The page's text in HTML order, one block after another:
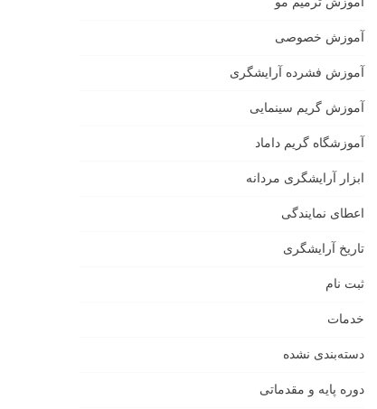
آموزش خصوصی
آموزش فشرده آرایشگری
آموزش گریم سینمایی
آموزشگاه گریم داماد
ابزار آرایشگری مردانه
اعطای نمایندگی
تاریخ آرایشگری
ثبت نام
خدمات
دسته‌بندی نشده
دوره پایه و مقدماتی